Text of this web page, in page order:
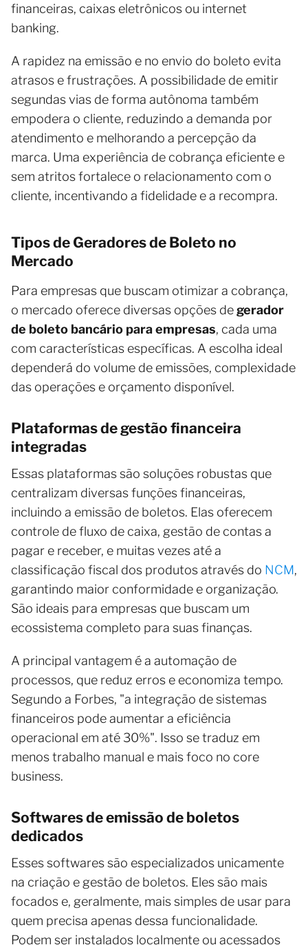
financeiras, caixas eletrônicos ou internet
banking.
A rapidez na emissão e no envio do boleto evita
atrasos e frustrações. A possibilidade de emitir
segundas vias de forma autônoma também
empodera o cliente, reduzindo a demanda por
atendimento e melhorando a percepção da
marca. Uma experiência de cobrança eficiente e
sem atritos fortalece o relacionamento com o
cliente, incentivando a fidelidade e a recompra.
Tipos de Geradores de Boleto no
Mercado
Para empresas que buscam otimizar a cobrança,
o mercado oferece diversas opções degerador
de boleto bancário para empresas, cada uma
com características específicas. A escolha ideal
dependerá do volume de emissões, complexidade
das operações e orçamento disponível.
Plataformas de gestão financeira
integradas
Essas plataformas são soluções robustas que
centralizam diversas funções financeiras,
incluindo a emissão de boletos. Elas oferecem
controle de fluxo de caixa, gestão de contas a
pagar e receber, e muitas vezes até a
classificação fiscal dos produtos através do NCM,
garantindo maior conformidade e organização.
São ideais para empresas que buscam um
ecossistema completo para suas finanças.
A principal vantagem é a automação de
processos, que reduz erros e economiza tempo.
Segundo a Forbes, "a integração de sistemas
financeiros pode aumentar a eficiência
operacional em até 30%". Isso se traduz em
menos trabalho manual e mais foco no core
business.
Softwares de emissão de boletos
dedicados
Esses softwares são especializados unicamente
na criação e gestão de boletos. Eles são mais
focados e, geralmente, mais simples de usar para
quem precisa apenas dessa funcionalidade.
Podem ser instalados localmente ou acessados